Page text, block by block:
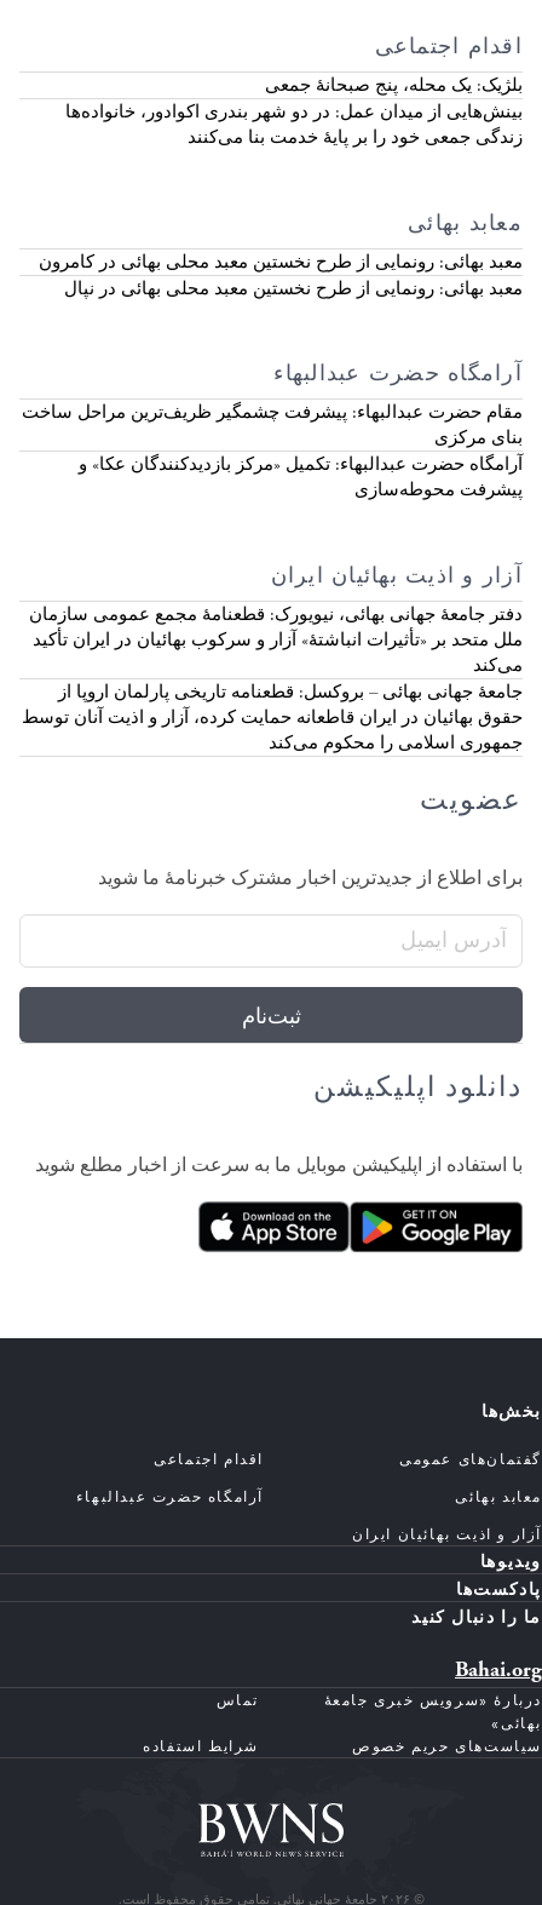
اقدام اجتماعی
بلژیک: یک محله، پنج صبحانهٔ جمعی
بینش‌هایی از میدان عمل: در دو شهر بندری اکوادور، خانواده‌ها
زندگی جمعی خود را بر پایهٔ خدمت بنا می‌کنند
معابد بهائی
معبد بهائی: رونمایی از طرح نخستین معبد محلی بهائی در کامرون
معبد بهائی: رونمایی از طرح نخستین معبد محلی بهائی در نپال
آرامگاه حضرت عبدالبهاء
مقام حضرت عبدالبهاء: پیشرفت چشمگیر ظریف‌ترین مراحل ساخت
بنای مرکزی
آرامگاه حضرت عبدالبهاء: تکمیل «مرکز بازدیدکنندگان عکا» و
پیشرفت محوطه‌سازی
آزار و اذیت بهائیان ایران
دفتر جامعهٔ جهانی بهائی، نیویورک: قطعنامهٔ مجمع عمومی سازمان
ملل متحد بر «تأثیرات انباشتهٔ» آزار و سرکوب بهائیان در ایران تأکید
می‌کند
جامعهٔ جهانی بهائی – بروکسل: قطعنامه تاریخی پارلمان اروپا از
حقوق بهائیان در ایران قاطعانه حمایت کرده، آزار و اذیت آنان توسط
جمهوری اسلامی را محکوم می‌کند
عضویت
برای اطلاع از جدیدترین اخبار مشترک خبرنامهٔ ما شوید
ثبت‌نام
دانلود اپلیکیشن
با استفاده از اپلیکیشن موبایل ما به سرعت از اخبار مطلع شوید
بخش‌ها
گفتمان‌های عمومی
اقدام اجتماعی
معابد بهائی
آرامگاه حضرت عبدالبهاء
آزار و اذیت بهائیان ایران
ویدیوها
پادکست‌ها
ما را دنبال کنید
Bahai.org
دربارهٔ «سرویس خبری جامعهٔ
بهائی»
تماس
سیاست‌های حریم خصوص شرایط استفاده
© ۲۰۲۶ جامعهٔ جهانی بهائی. تمامی حقوق محفوظ است.